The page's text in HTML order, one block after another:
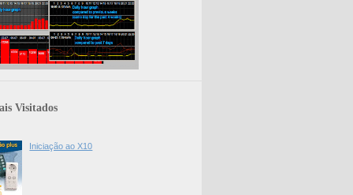
Visitados
Iniciação ao X10